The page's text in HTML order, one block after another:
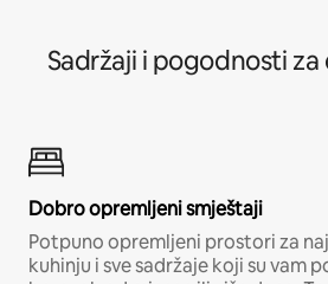
Sadržaji i pogodnosti
Dobro opremljeni smještaji
Potpuno opremljeni prostori za
kuhinju i sve sadržaje koji su vam